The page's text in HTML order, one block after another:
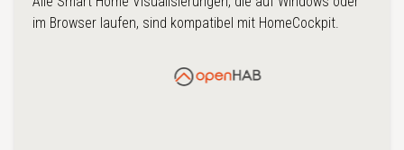
im Browser laufen, sind kompatibel mit HomeCockpit.